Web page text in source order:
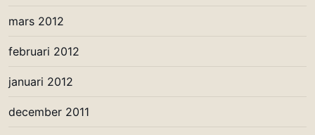
mars 2012
februari 2012
januari 2012
december 2011